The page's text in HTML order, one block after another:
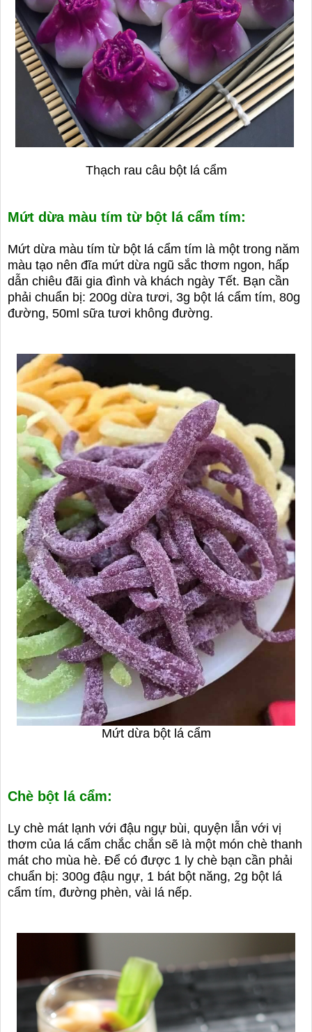
Thạch rau câu bột lá cẩm
Mứt dừa màu tím từ bột lá cẩm tím:
Mứt dừa màu tím từ bột lá cẩm tím là một trong năm
màu tạo nên đĩa mứt dừa ngũ sắc thơm ngon, hấp
dẫn chiêu đãi gia đình và khách ngày Tết. Bạn cần
phải chuẩn bị: 200g dừa tươi, 3g bột lá cẩm tím, 80g
đường, 50ml sữa tươi không đường.
Mứt dừa bột lá cẩm
Chè bột lá cẩm:
Ly chè mát lạnh với đậu ngự bùi, quyện lẫn với vị
thơm của lá cẩm chắc chắn sẽ là một món chè thanh
mát cho mùa hè. Để có được 1 ly chè bạn cần phải
chuẩn bị: 300g đậu ngự, 1 bát bột năng, 2g bột lá
cẩm tím, đường phèn, vài lá nếp.